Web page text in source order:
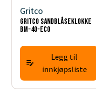
Gritco
Gritco sandblåseklokke
BM-40-ECO
Legg til
innkjøpsliste